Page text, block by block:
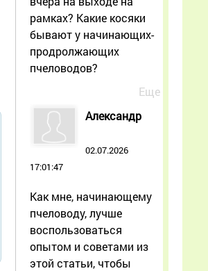
рамках? Какие косяки
бывают у начинающих-
продролжающих
пчеловодов?
Еще
Александр
02.07.2026
17:01:47
Как мне, начинающему
пчеловоду, лучше
воспользоваться
опытом и советами из
этой статьи, чтобы